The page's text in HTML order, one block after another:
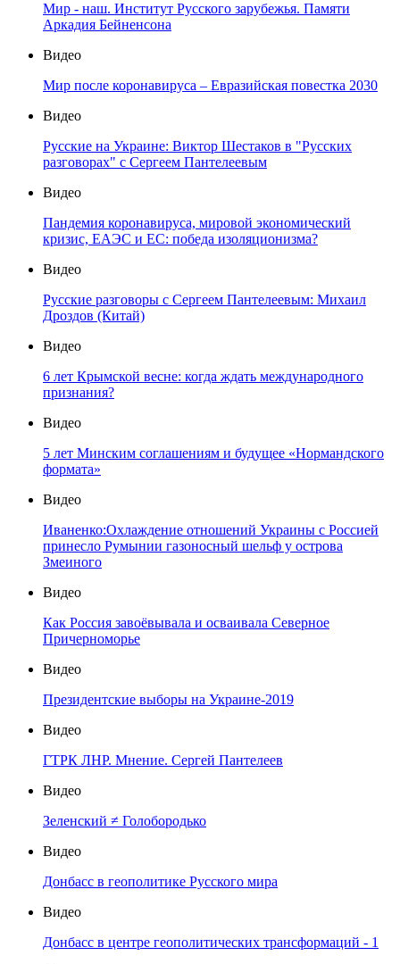
Мир - наш. Институт Русского зарубежья. Памяти
Аркадия Бейненсона
Видео
Мир после коронавируса – Евразийская повестка 2030
Видео
Русские на Украине: Виктор Шестаков в "Русских
разговорах" с Сергеем Пантелеевым
Видео
Пандемия коронавируса, мировой экономический
кризис, ЕАЭС и ЕС: победа изоляционизма?
Видео
Русские разговоры с Сергеем Пантелеевым: Михаил
Дроздов (Китай)
Видео
6 лет Крымской весне: когда ждать международного
признания?
Видео
5 лет Минским соглашениям и будущее «Нормандского
формата»
Видео
Иваненко:Охлаждение отношений Украины с Россией
принесло Румынии газоносный шельф у острова
Змеиного
Видео
Как Россия завоёвывала и осваивала Северное
Причерноморье
Видео
Президентские выборы на Украине-2019
Видео
ГТРК ЛНР. Мнение. Сергей Пантелеев
Видео
Зеленский ≠ Голобородько
Видео
Донбасс в геополитике Русского мира
Видео
Донбасс в центре геополитических трансформаций - 1